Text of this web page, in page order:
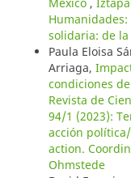
Humanidades:
solidaria: de
Paula Eloisa
Arriaga,
condiciones
Revista de
94/1 (2023):
acción
action.
Ohmstede